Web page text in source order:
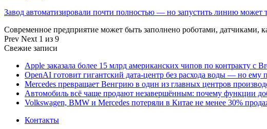
Завод автоматизировали почти полностью — но запустить линию может
Современное предприятие может быть заполнено роботами,
Prev Next 1 из 9
Свежие записи
Apple заказала более 15 млрд американских чипов по контракту с
OpenAI готовит гигантский дата-центр без расхода воды — но ему
Mercedes превращает Венгрию в один из главных центров
Автомобиль всё чаще продают незавершённым: почему функции
Volkswagen, BMW и Mercedes потеряли в Китае не менее 30%
Контакты